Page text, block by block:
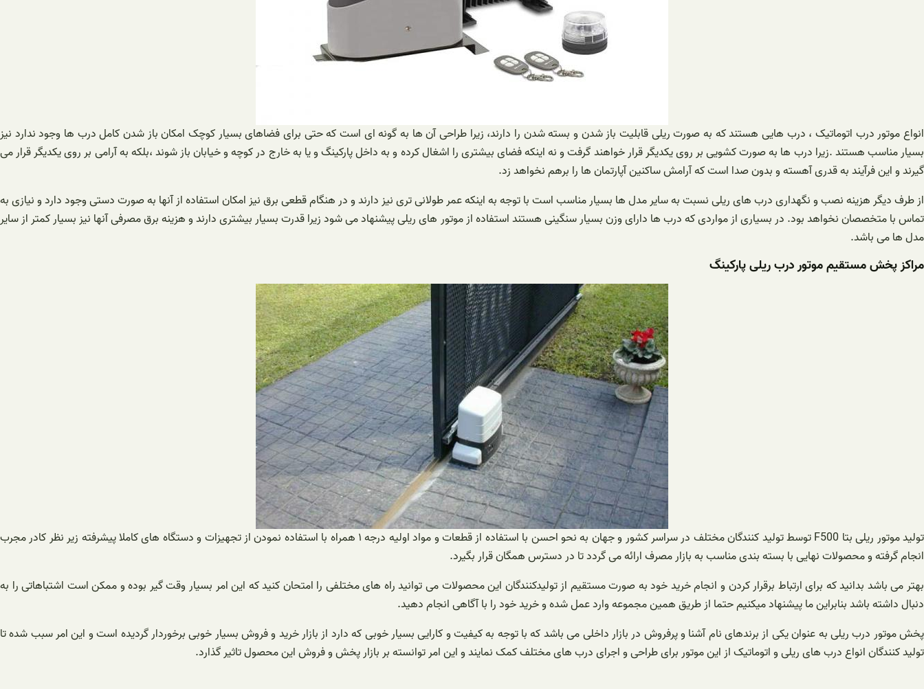
انواع موتور درب اتوماتیک ، درب هایی هستند که به صورت ریلی قابلیت باز شدن و بسته شدن را دارند، زیرا طراحی آن ها به گونه ای است که حتی برای فضاهای بسیار کوچک امکان باز شدن کامل درب ها وجود ندارد نیز
بسیار مناسب هستند .زیرا درب ها به صورت کشویی بر روی یکدیگر قرار خواهند گرفت و نه اینکه فضای بیشتری را اشغال کرده و به داخل پارکینگ و یا به خارج در کوچه و خیابان باز شوند ،بلکه به آرامی بر روی یکدیگر قرار می
گیرند و این فرآیند به قدری آهسته و بدون صدا است که آرامش ساکنین آپارتمان ها را برهم نخواهد زد.
از طرف دیگر هزینه نصب و نگهداری درب های ریلی نسبت به سایر مدل ها بسیار مناسب است با توجه به اینکه عمر طولانی تری نیز دارند و در هنگام قطعی برق نیز امکان استفاده از آنها به صورت دستی وجود دارد و نیازی به
تماس با متخصصان نخواهد بود. در بسیاری از مواردی که درب ها دارای وزن بسیار سنگینی هستند استفاده از موتور های ریلی پیشنهاد می شود زیرا قدرت بسیار بیشتری دارند و هزینه برق مصرفی آنها نیز بسیار کمتر از سایر
مدل ها می باشد.
مراکز پخش مستقیم موتور درب ریلی پارکینگ
تولید موتور ریلی بتا F500 توسط تولید کنندگان مختلف در سراسر کشور و جهان به نحو احسن با استفاده از قطعات و مواد اولیه درجه ۱ همراه با استفاده نمودن از تجهیزات و دستگاه‌ های کاملا پیشرفته زیر نظر کادر مجرب
انجام گرفته و محصولات نهایی با بسته بندی مناسب به بازار مصرف ارائه می گردد تا در دسترس همگان قرار بگیرد.
بهتر می باشد بدانید که برای ارتباط برقرار کردن و انجام خرید خود به صورت مستقیم از تولیدکنندگان این محصولات می توانید راه های مختلفی را امتحان کنید که این امر بسیار وقت گیر بوده و ممکن است اشتباهاتی را به
دنبال داشته باشد بنابراین ما پیشنهاد میکنیم حتما از طریق همین مجموعه وارد عمل شده و خرید خود را با آگاهی انجام دهید.
پخش موتور درب ریلی به عنوان یکی از برندهای نام آشنا و پرفروش در بازار داخلی می باشد که با توجه به کیفیت و کارایی بسیار خوبی که دارد از بازار خرید و فروش بسیار خوبی برخوردار گردیده است و این امر سبب شده تا
تولید کنندگان انواع درب های ریلی و اتوماتیک از این موتور برای طراحی و اجرای درب های مختلف کمک نمایند و این امر توانسته بر بازار پخش و فروش این محصول تاثیر گذارد.